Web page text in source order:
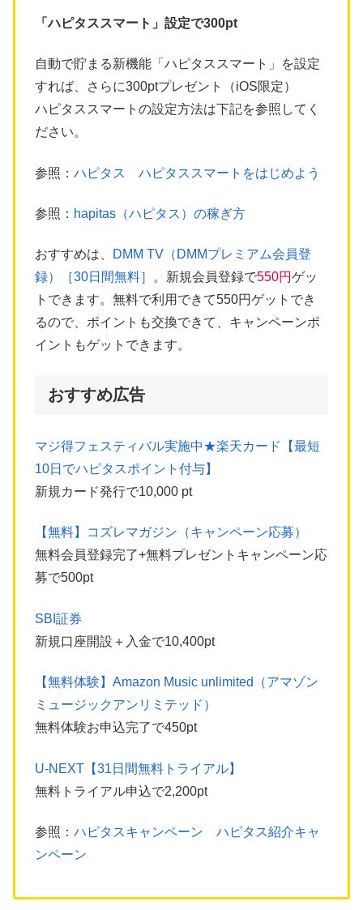
「ハピタススマート」設定で300pt
自動で貯まる新機能「ハピタススマート」を設定
すれば、さらに300ptプレゼント（iOS限定）
ハピタススマートの設定方法は下記を参照してく
ださい。
参照： ハピタス ハピタススマートをはじめよう
参照： hapitas（ハピタス）の稼ぎ方
おすすめは、
DMM TV（DMMプレミアム会員登
録）［30日間無料］
。新規会員登録で550円ゲッ
トできます。無料で利用できて550円ゲットでき
るので、ポイントも交換できて、キャンペーンポ
イントもゲットできます。
おすすめ広告
マジ得フェスティバル実施中★楽天カード【最短
10日でハピタスポイント付与】
新規カード発行で10,000 pt
【無料】コズレマガジン（キャンペーン応募）
無料会員登録完了+無料プレゼントキャンペーン応
募で500pt
SBI証券
新規口座開設＋入金で10,400pt
【無料体験】Amazon Music unlimited（アマゾン
ミュージックアンリミテッド）
無料体験お申込完了で450pt
U-NEXT【31日間無料トライアル】
無料トライアル申込で2,200pt
参照： ハピタスキャンペーン ハピタス紹介キャ
ンペーン